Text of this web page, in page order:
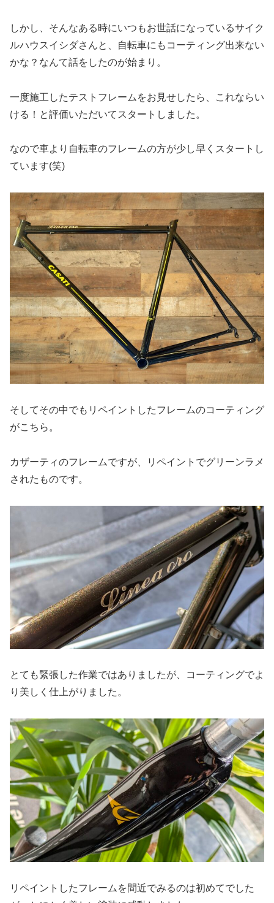
しかし、そんなある時にいつもお世話になっているサイク
ルハウスイシダさんと、自転車にもコーティング出来ない
かな？なんて話をしたのが始まり。
一度施工したテストフレームをお見せしたら、これならい
ける！と評価いただいてスタートしました。
なので車より自転車のフレームの方が少し早くスタートし
ています(笑)
そしてその中でもリペイントしたフレームのコーティング
がこちら。
カザーティのフレームですが、リペイントでグリーンラメ
されたものです。
とても緊張した作業ではありましたが、コーティングでよ
り美しく仕上がりました。
リペイントしたフレームを間近でみるのは初めてでした